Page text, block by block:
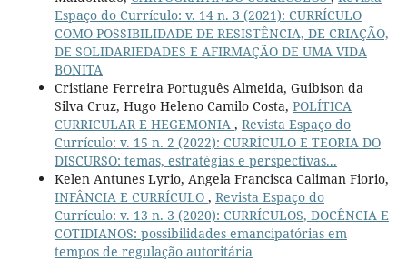
Espaço do Currículo: v. 14 n. 3 (2021): CURRÍCULO
COMO POSSIBILIDADE DE RESISTÊNCIA, DE CRIAÇÃO,
DE SOLIDARIEDADES E AFIRMAÇÃO DE UMA VIDA
BONITA
Cristiane Ferreira Português Almeida, Guibison da
Silva Cruz, Hugo Heleno Camilo Costa, POLÍTICA
CURRICULAR E HEGEMONIA , Revista Espaço do
Currículo: v. 15 n. 2 (2022): CURRÍCULO E TEORIA DO
DISCURSO: temas, estratégias e perspectivas...
Kelen Antunes Lyrio, Angela Francisca Caliman Fiorio,
INFÂNCIA E CURRÍCULO , Revista Espaço do
Currículo: v. 13 n. 3 (2020): CURRÍCULOS, DOCÊNCIA E
COTIDIANOS: possibilidades emancipatórias em
tempos de regulação autoritária